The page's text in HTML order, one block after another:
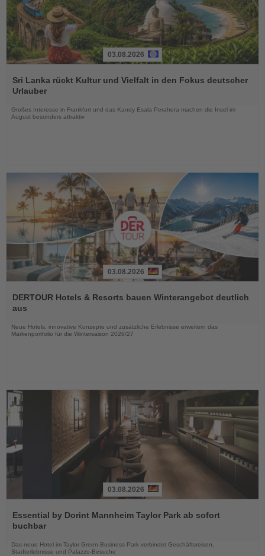
Sie
die
03.08.2026
Sri Lanka rückt Kultur und Vielfalt in den Fokus deutscher
Urlauber
Großes Interesse in Frankfurt und das Kandy Esala Perahera machen die Insel im
August besonders attraktiv
Sie
die
03.08.2026
DERTOUR Hotels & Resorts bauen Winterangebot deutlich
aus
Neue Hotels, innovative Konzepte und zusätzliche Erlebnisse erweitern das
Markenportfolio für die Wintersaison 2026/27
Sie
die
03.08.2026
Essential by Dorint Mannheim Taylor Park ab sofort
buchbar
Das neue Hotel im Taylor Green Business Park verbindet Geschäftsreisen,
Stadterlebnisse und Palazzo-Besuche